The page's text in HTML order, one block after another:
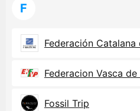
F
Federación Catalana
Federacion Vasca
Fossil Trip